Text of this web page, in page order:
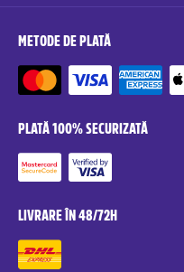
METODE DE PLATĂ
PLATĂ 100% SECURIZATĂ
LIVRARE ÎN 48/72H